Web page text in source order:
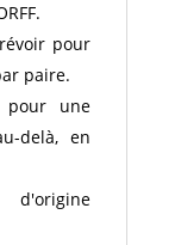
pour
paire.
pour une
delà, en